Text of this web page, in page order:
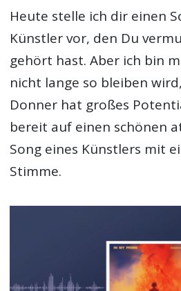
Heute stelle ich dir einen
Künstler vor, den Du
gehört hast. Aber ich bin
nicht lange so bleiben
Donner hat großes
bereit auf einen schönen
Song eines Künstlers mit
Stimme.